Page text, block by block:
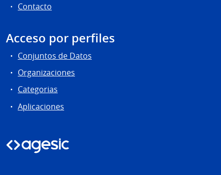
Contacto
Acceso por perfiles
Conjuntos de Datos
Organizaciones
Categorias
Aplicaciones